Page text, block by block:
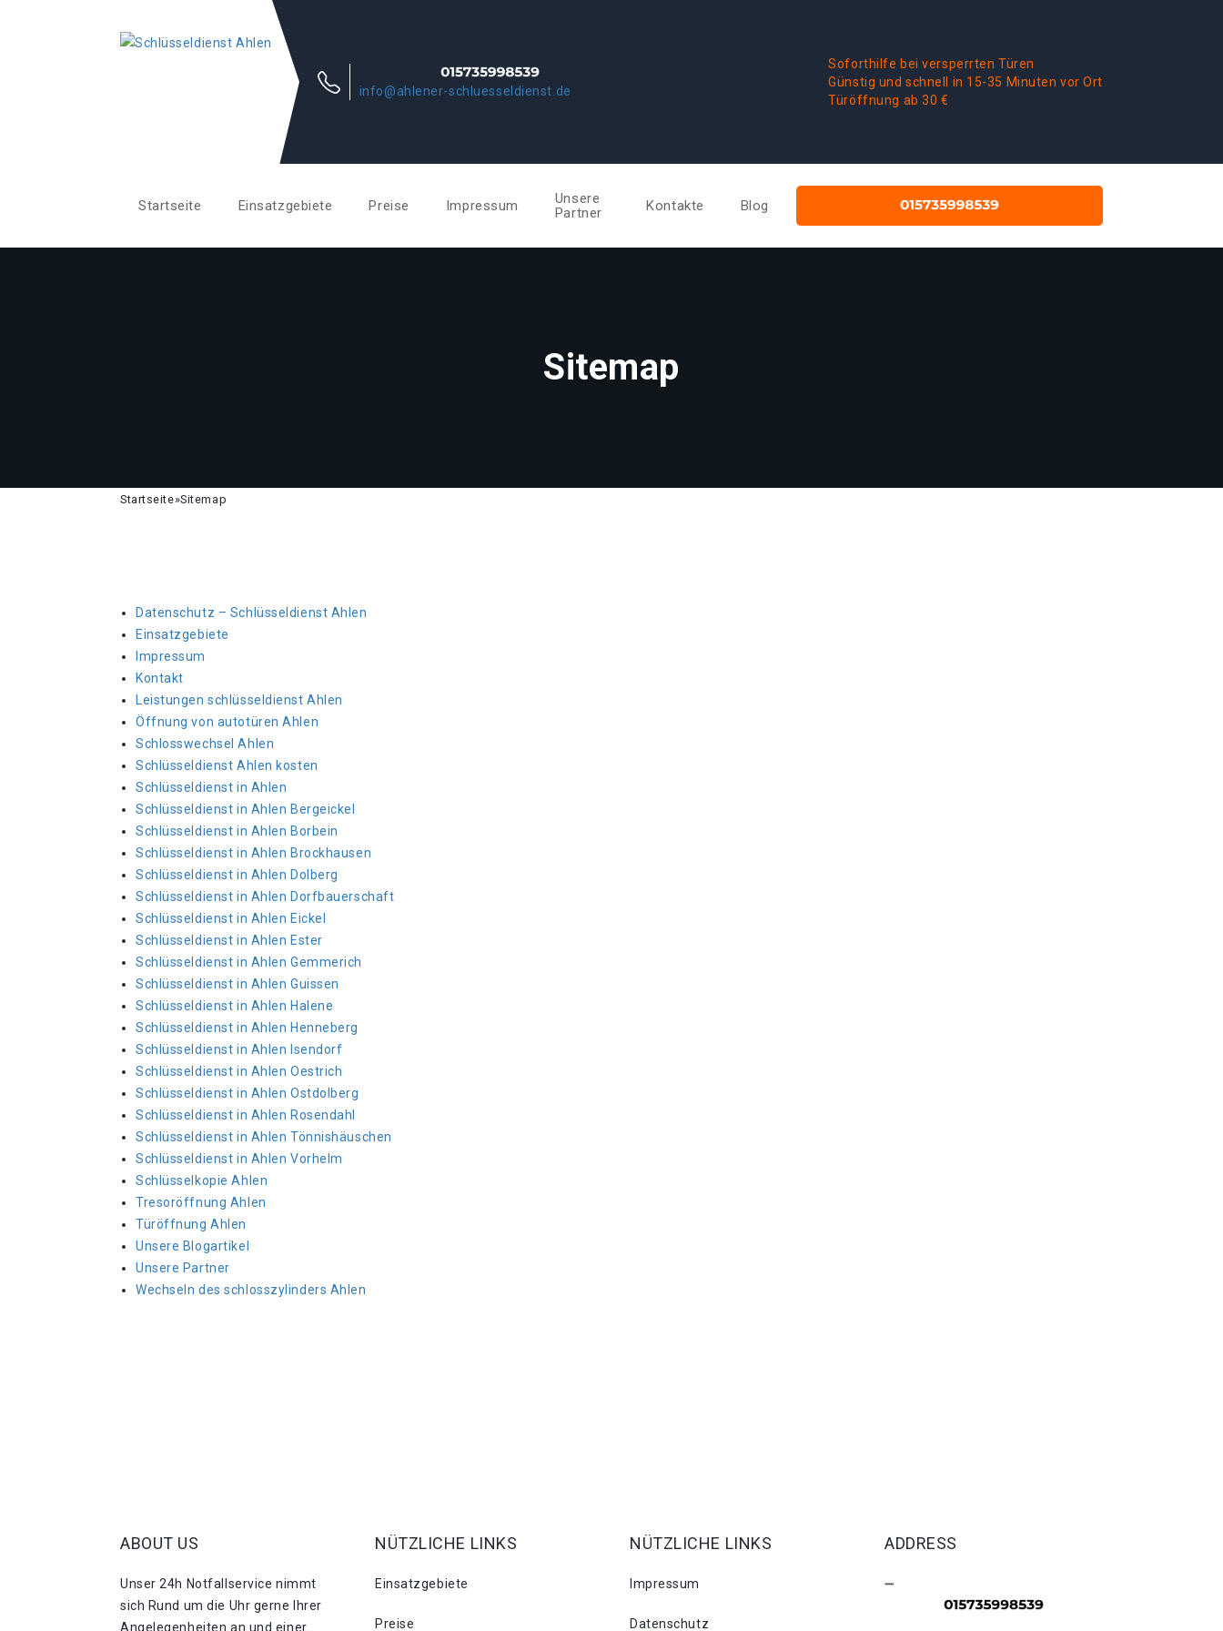
info@ahlener-schluesseldienst.de
Soforthilfe bei versperrten Türen
Günstig und schnell in 15-35 Minuten vor Ort
Türöffnung ab 30 €
Startseite Einsatzgebiete Preise Impressum
Unsere
Partner
Kontakte Blog
Sitemap
Startseite»Sitemap
Datenschutz – Schlüsseldienst Ahlen
Einsatzgebiete
Impressum
Kontakt
Leistungen schlüsseldienst Ahlen
Öffnung von autotüren Ahlen
Schlosswechsel Ahlen
Schlüsseldienst Ahlen kosten
Schlüsseldienst in Ahlen
Schlüsseldienst in Ahlen Bergeickel
Schlüsseldienst in Ahlen Borbein
Schlüsseldienst in Ahlen Brockhausen
Schlüsseldienst in Ahlen Dolberg
Schlüsseldienst in Ahlen Dorfbauerschaft
Schlüsseldienst in Ahlen Eickel
Schlüsseldienst in Ahlen Ester
Schlüsseldienst in Ahlen Gemmerich
Schlüsseldienst in Ahlen Guissen
Schlüsseldienst in Ahlen Halene
Schlüsseldienst in Ahlen Henneberg
Schlüsseldienst in Ahlen Isendorf
Schlüsseldienst in Ahlen Oestrich
Schlüsseldienst in Ahlen Ostdolberg
Schlüsseldienst in Ahlen Rosendahl
Schlüsseldienst in Ahlen Tönnishäuschen
Schlüsseldienst in Ahlen Vorhelm
Schlüsselkopie Ahlen
Tresoröffnung Ahlen
Türöffnung Ahlen
Unsere Blogartikel
Unsere Partner
Wechseln des schlosszylinders Ahlen
ABOUT US
Unser 24h Notfallservice nimmt
sich Rund um die Uhr gerne Ihrer
Angelegenheiten an und einer
NÜTZLICHE LINKS
Einsatzgebiete
Preise
NÜTZLICHE LINKS
Impressum
Datenschutz
ADDRESS